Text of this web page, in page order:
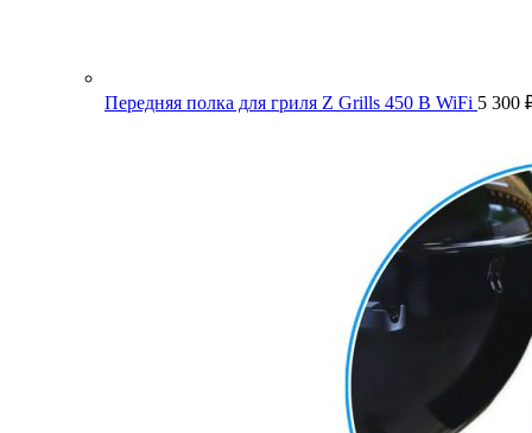
Передняя полка для гриля Z Grills 450 B WiFi 5 300